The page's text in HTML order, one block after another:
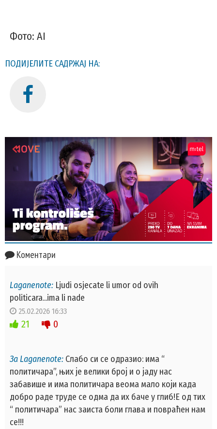
Фото: AI
ПОДИЈЕЛИТЕ САДРЖАЈ НА:
Коментари
Laganenote: Ljudi osjecate li umor od ovih
politicara...ima li nade
25.02.2026 16:33
21 0
За Laganenote: Слабо си се одразио: има “
политичара”, њих је велики број и о јаду нас
забавише и има политичара веома мало који када
добро раде труде се одма да их баче у глиб!Е од тих
“ политичара” нас заиста боли глава и повраћен нам
се!!!